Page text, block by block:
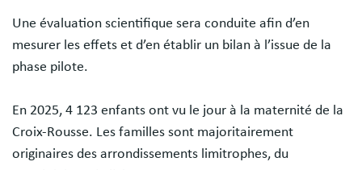
Une évaluation scientifique sera conduite afin d’en
mesurer les effets et d’en établir un bilan à l’issue de la
phase pilote.
En 2025, 4 123 enfants ont vu le jour à la maternité de la
Croix-Rousse. Les familles sont majoritairement
originaires des arrondissements limitrophes, du